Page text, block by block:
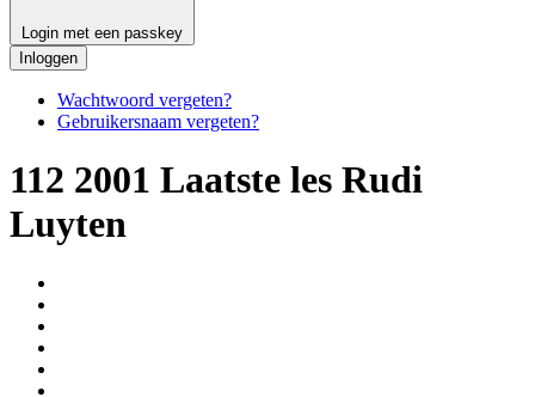
Login met een passkey
Inloggen
Wachtwoord vergeten?
Gebruikersnaam vergeten?
112 2001 Laatste les Rudi
Luyten